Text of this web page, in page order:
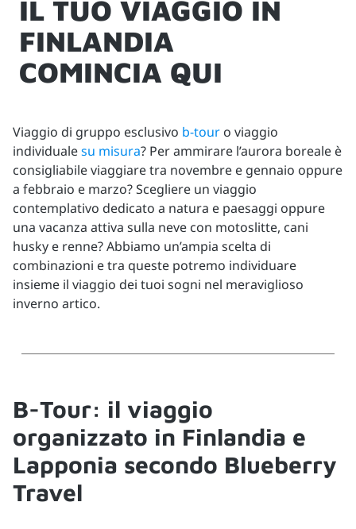
IL TUO VIAGGIO IN
FINLANDIA
COMINCIA QUI
Viaggio di gruppo esclusivo b-tour o viaggio
individualesu misura? Per ammirare l’aurora boreale è
consigliabile viaggiare tra novembre e gennaio oppure
a febbraio e marzo? Scegliere un viaggio
contemplativo dedicato a natura e paesaggi oppure
una vacanza attiva sulla neve con motoslitte, cani
husky e renne? Abbiamo un’ampia scelta di
combinazioni e tra queste potremo individuare
insieme il viaggio dei tuoi sogni nel meraviglioso
inverno artico.
B-Tour: il viaggio
organizzato in Finlandia e
Lapponia secondo Blueberry
Travel